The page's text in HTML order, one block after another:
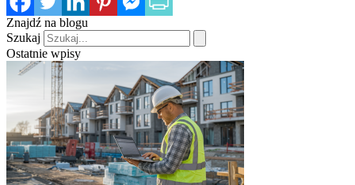
Znajdź na blogu
Szukaj
Ostatnie wpisy